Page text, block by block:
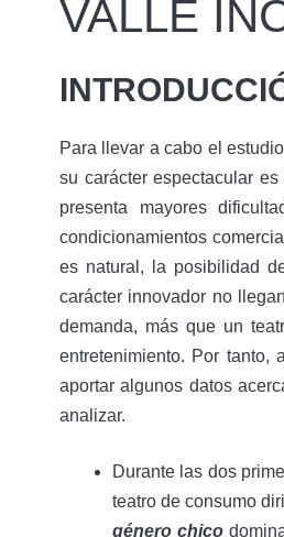
VALLE
Para llevar a cabo el
su carácter espectacular
presenta mayores
condicionamientos
es natural, la posibilidad
carácter innovador no
demanda, más que un
entretenimiento. Por tanto,
aportar algunos datos
analizar.
Durante las dos
teatro de consumo
género chico